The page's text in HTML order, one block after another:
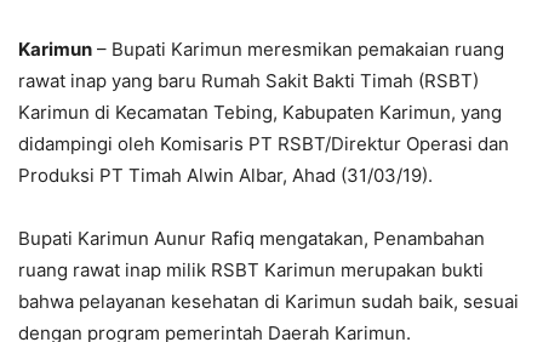
Karimun – Bupati Karimun meresmikan pemakaian ruang
rawat inap yang baru Rumah Sakit Bakti Timah (RSBT)
Karimun di Kecamatan Tebing, Kabupaten Karimun, yang
didampingi oleh Komisaris PT RSBT/Direktur Operasi dan
Produksi PT Timah Alwin Albar, Ahad (31/03/19).
Bupati Karimun Aunur Rafiq mengatakan, Penambahan
ruang rawat inap milik RSBT Karimun merupakan bukti
bahwa pelayanan kesehatan di Karimun sudah baik, sesuai
dengan program pemerintah Daerah Karimun.